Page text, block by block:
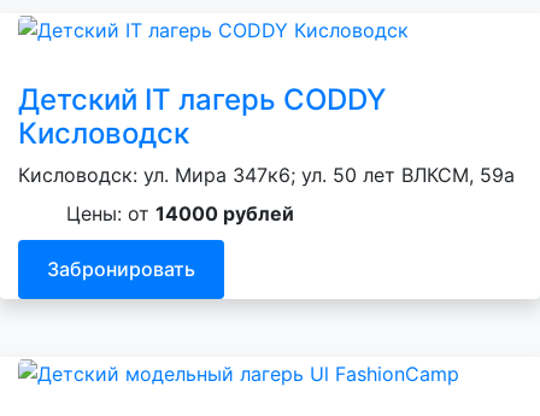
Детский IT лагерь CODDY
Кисловодск
Кисловодск: ул. Мира 347к6; ул. 50 лет ВЛКСМ, 59а
Цены: от 14000 рублей
Забронировать